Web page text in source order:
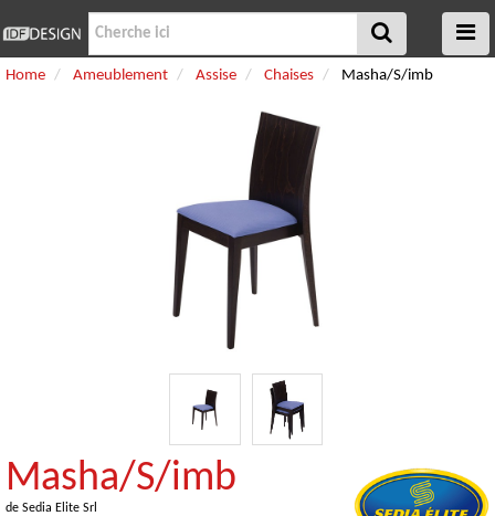
Home Ameublement Assise Chaises Masha/S/imb
Masha/S/imb
de Sedia Elite Srl